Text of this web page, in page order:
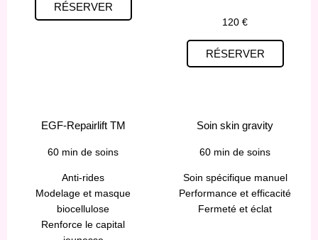
RÉSERVER
120 €
RÉSERVER
EGF-Repairlift TM
60 min de soins
Anti-rides
Modelage et masque
biocellulose
Renforce le capital
Soin skin gravity
60 min de soins
Soin spécifique manuel
Performance et efficacité
Fermeté et éclat